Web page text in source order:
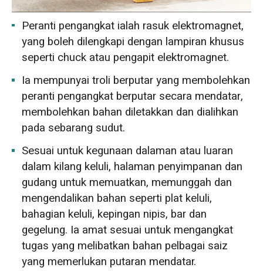
Peranti pengangkat ialah rasuk elektromagnet,
yang boleh dilengkapi dengan lampiran khusus
seperti chuck atau pengapit elektromagnet.
Ia mempunyai troli berputar yang membolehkan
peranti pengangkat berputar secara mendatar,
membolehkan bahan diletakkan dan dialihkan
pada sebarang sudut.
Sesuai untuk kegunaan dalaman atau luaran
dalam kilang keluli, halaman penyimpanan dan
gudang untuk memuatkan, memunggah dan
mengendalikan bahan seperti plat keluli,
bahagian keluli, kepingan nipis, bar dan
gegelung. Ia amat sesuai untuk mengangkat
tugas yang melibatkan bahan pelbagai saiz
yang memerlukan putaran mendatar.